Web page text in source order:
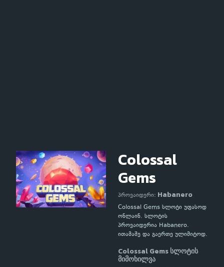
Colossal
Gems
პროვაიდერი: Habanero
Colossal Gems სლოტი უფასოდ
ონლაინ. სლოტის
პროვაიდერია Habanero.
ითამაშე და გაერთე ულიმიტოდ.
Colossal Gems სლოტის
მიმოხილვა